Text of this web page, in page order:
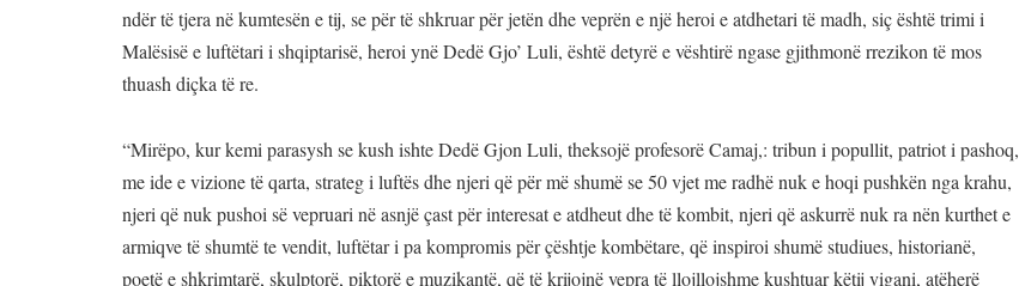
ndër të tjera në kumtesën e tij, se për të shkruar për jetën dhe veprën e një heroi e atdhetari të madh, siç është trimi i
Malësisë e luftëtari i shqiptarisë, heroi ynë Dedë Gjo’ Luli, është detyrë e vështirë ngase gjithmonë rrezikon të mos
thuash diçka të re.
“Mirëpo, kur kemi parasysh se kush ishte Dedë Gjon Luli, theksojë profesorë Camaj,: tribun i popullit, patriot i pashoq,
me ide e vizione të qarta, strateg i luftës dhe njeri që për më shumë se 50 vjet me radhë nuk e hoqi pushkën nga krahu,
njeri që nuk pushoi së vepruari në asnjë çast për interesat e atdheut dhe të kombit, njeri që askurrë nuk ra nën kurthet e
armiqve të shumtë te vendit, luftëtar i pa kompromis për çështje kombëtare, që inspiroi shumë studiues, historianë,
poetë e shkrimtarë, skulptorë, piktorë e muzikantë, që të krijojnë vepra të llojllojshme kushtuar këtij vigani, atëherë